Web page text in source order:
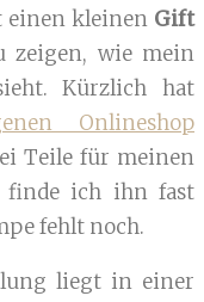
einen kleinen Gift
zeigen, wie mein
Kürzlich hat
Onlineshop
Teile für meinen
finde ich ihn fast
fehlt noch.
liegt in einer